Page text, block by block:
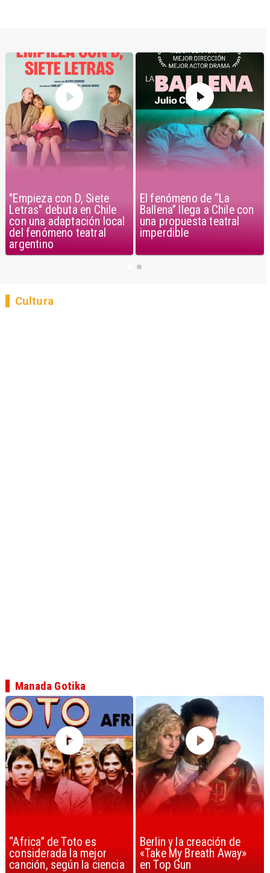
"Empieza con D, Siete
Letras" debuta en Chile
con una adaptación local
del fenómeno teatral
argentino
El fenómeno de “La
Ballena” llega a Chile con
una propuesta teatral
imperdible
Cultura
“Africa” de Toto es
considerada la mejor
canción, según la ciencia
Berlin y la creación de
«Take My Breath Away»
en Top Gun
Manada Gotika